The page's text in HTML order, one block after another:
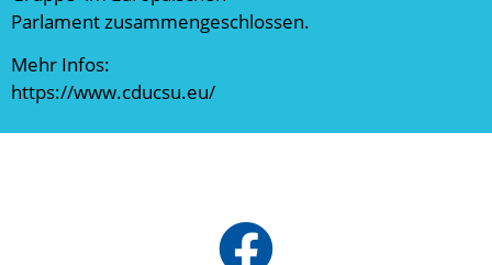
Parlament zusammengeschlossen.
Mehr Infos:
https://www.cducsu.eu/